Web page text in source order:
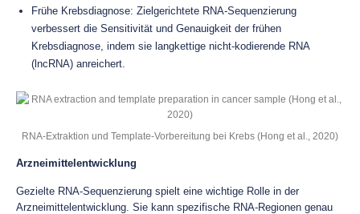
Frühe Krebsdiagnose: Zielgerichtete RNA-Sequenzierung
verbessert die Sensitivität und Genauigkeit der frühen
Krebsdiagnose, indem sie langkettige nicht-kodierende RNA
(lncRNA) anreichert.
RNA-Extraktion und Template-Vorbereitung bei Krebs (Hong et al., 2020)
Arzneimittelentwicklung
Gezielte RNA-Sequenzierung spielt eine wichtige Rolle in der
Arzneimittelentwicklung. Sie kann spezifische RNA-Regionen genau